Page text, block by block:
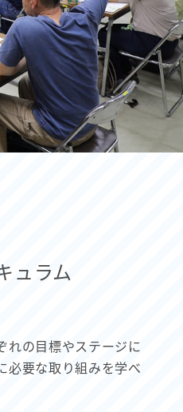
ュラム
れの目標やステージに
必要な取り組みを学べ